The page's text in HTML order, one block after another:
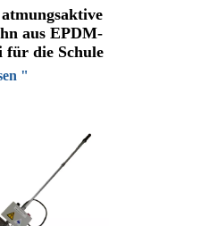
aus EPDM-
für die Schule
"